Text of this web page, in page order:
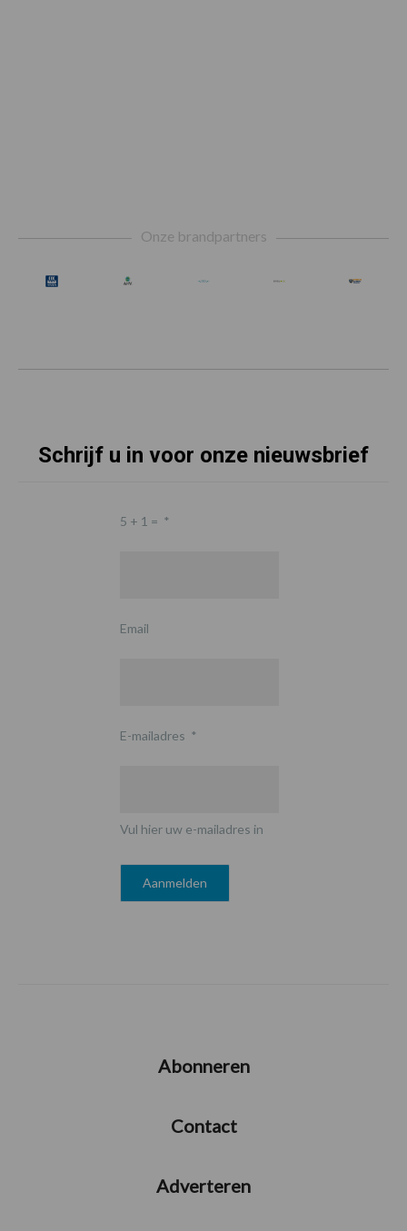
Onze brandpartners
Schrijf u in voor onze nieuwsbrief
5 + 1 = *
Email
E-mailadres *
Vul hier uw e-mailadres in
Abonneren
Contact
Adverteren